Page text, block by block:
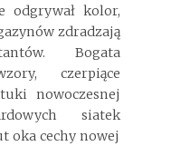
odgrywał kolor,
zdradzają
Bogata
czerpiące
nowoczesnej
siatek
oka cechy nowej